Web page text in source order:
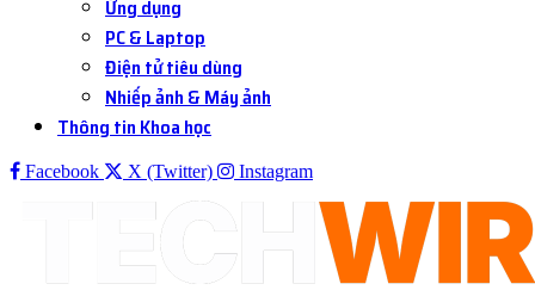
Ứng dụng
PC & Laptop
Điện tử tiêu dùng
Nhiếp ảnh & Máy ảnh
Thông tin Khoa học
Facebook X (Twitter) Instagram